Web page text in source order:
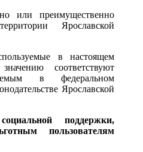
или преимущественно
Ярославской
в настоящем
соответствуют
в федеральном
Ярославской
поддержки,
пользователям